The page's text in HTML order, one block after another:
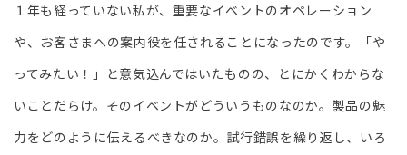
１年も経っていない私が、重要なイベントのオペレーション
や、お客さまへの案内役を任されることになったのです。「や
ってみたい！」と意気込んではいたものの、とにかくわからな
いことだらけ。そのイベントがどういうものなのか。製品の魅
力をどのように伝えるべきなのか。試行錯誤を繰り返し、いろ